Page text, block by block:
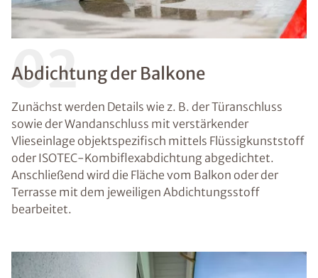
02
Abdichtung der Balkone
Zunächst werden Details wie z. B. der Türanschluss
sowie der Wandanschluss mit verstärkender
Vlieseinlage objektspezifisch mittels Flüssigkunststoff
oder ISOTEC-Kombiflexabdichtung abgedichtet.
Anschließend wird die Fläche vom Balkon oder der
Terrasse mit dem jeweiligen Abdichtungsstoff
bearbeitet.